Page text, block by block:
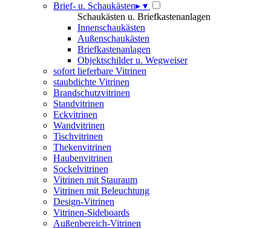
Brief- u. Schaukästen▸ ▾
Schaukästen u. Briefkastenanlagen
Innenschaukästen
Außenschaukästen
Briefkastenanlagen
Objektschilder u. Wegweiser
sofort lieferbare Vitrinen
staubdichte Vitrinen
Brandschutzvitrinen
Standvitrinen
Eckvitrinen
Wandvitrinen
Tischvitrinen
Thekenvitrinen
Haubenvitrinen
Sockelvitrinen
Vitrinen mit Stauraum
Vitrinen mit Beleuchtung
Design-Vitrinen
Vitrinen-Sideboards
Außenbereich-Vitrinen